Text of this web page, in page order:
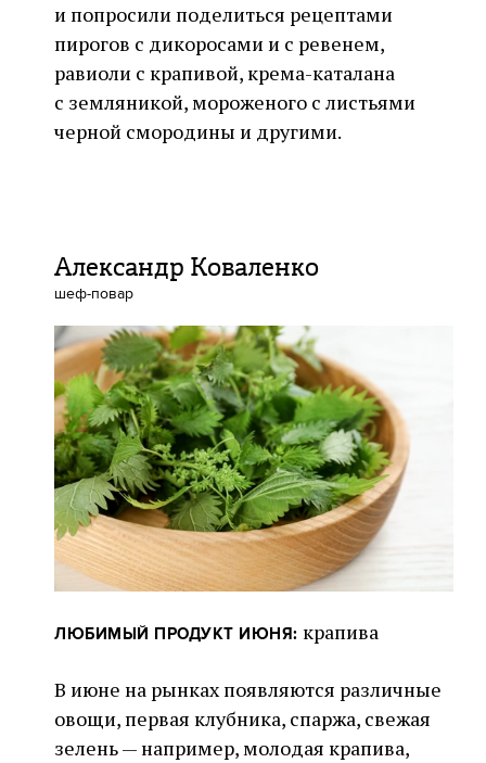
и попросили поделиться рецептами
пирогов с дикоросами и с ревенем,
равиоли с крапивой, крема-каталана
с земляникой, мороженого с листьями
черной смородины и другими.
Александр Коваленко
шеф-повар
ЛЮБИМЫЙ ПРОДУКТ ИЮНЯ: крапива
В июне на рынках появляются различные
овощи, первая клубника, спаржа, свежая
зелень — например, молодая крапива,